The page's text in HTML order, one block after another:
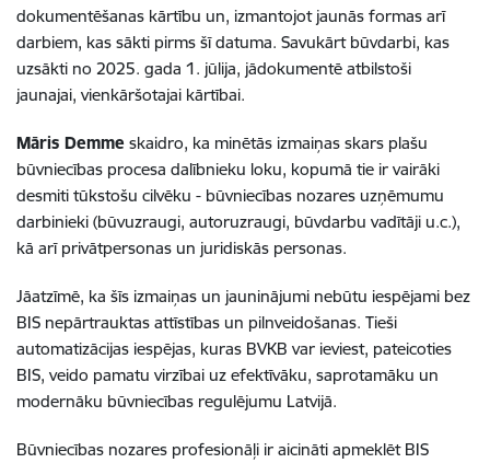
dokumentēšanas kārtību un, izmantojot jaunās formas arī
darbiem, kas sākti pirms šī datuma. Savukārt būvdarbi, kas
uzsākti no 2025. gada 1. jūlija, jādokumentē atbilstoši
jaunajai, vienkāršotajai kārtībai.
Māris Demme skaidro, ka minētās izmaiņas skars plašu
būvniecības procesa dalībnieku loku, kopumā tie ir vairāki
desmiti tūkstošu cilvēku - būvniecības nozares uzņēmumu
darbinieki (būvuzraugi, autoruzraugi, būvdarbu vadītāji u.c.),
kā arī privātpersonas un juridiskās personas.
Jāatzīmē, ka šīs izmaiņas un jauninājumi nebūtu iespējami bez
BIS nepārtrauktas attīstības un pilnveidošanas. Tieši
automatizācijas iespējas, kuras BVKB var ieviest, pateicoties
BIS, veido pamatu virzībai uz efektīvāku, saprotamāku un
modernāku būvniecības regulējumu Latvijā.
Būvniecības nozares profesionāļi ir aicināti apmeklēt BIS